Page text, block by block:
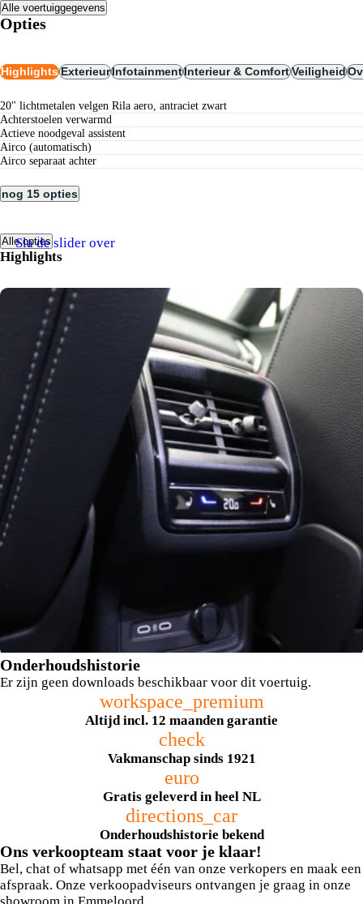
Alle voertuiggegevens
Opties
HighlightsExterieurInfotainmentInterieur & ComfortVeiligheid
20" lichtmetalen velgen Rila aero, antraciet zwart
achterstoelen verwarmd
actieve noodgeval assistent
airco (automatisch)
airco separaat achter
nog 15 opties
Alle opties
Highlights
Sla de slider over
achterstoelen verwarmd
Onderhoudshistorie
Er zijn geen downloads beschikbaar voor dit voertuig.
workspace_premium
Altijd incl. 12 maanden garantie
check
Vakmanschap sinds 1921
euro
Gratis geleverd in heel NL
directions_car
Onderhoudshistorie bekend
Ons verkoopteam staat voor je klaar!
Bel, chat of whatsapp met één van onze verkopers en maak een
afspraak. Onze verkoopadviseurs ontvangen je graag in onze